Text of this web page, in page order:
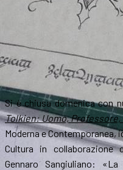
Si è chiusa domenica con
Tolkien: Uomo,
Moderna e Contemporanea,
Cultura in collaborazione
Gennaro Sangiuliano: